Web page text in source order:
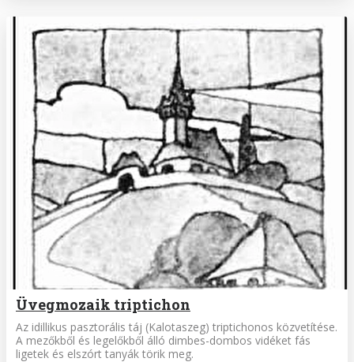
Üvegmozaik triptichon
Az idillikus pasztorális táj (Kalotaszeg) triptichonos közvetítése.
A mezőkből és legelőkből álló dimbes-dombos vidéket fás
ligetek és elszórt tanyák törik meg.